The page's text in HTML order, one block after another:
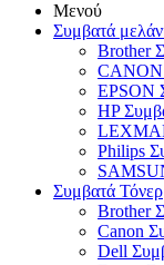
Μενού
Συμβατά
Brother
CANON
EPSON
HP
Philips
Συμβατά Τόνερ
Brother
Canon
Dell